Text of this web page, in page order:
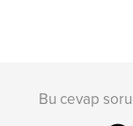
Bu cevap